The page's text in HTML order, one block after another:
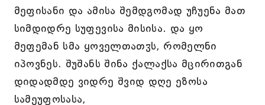
მეფისანი და ამისა შემდგომად უჩუენა მათ
სიმდიდრე სუფევისა მისისა. და ყო
მეფემან სმა ყოველთათჳს, რომელნი
იპოვნეს. შუშანს შინა ქალაქსა მცირითგან
დიდადმდე ვიდრე შვიდ დღე ეზოსა
სამეუფოსასა,